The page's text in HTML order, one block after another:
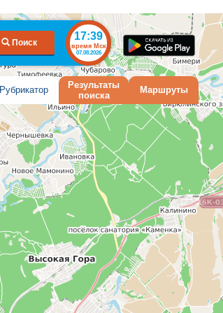
Поиск
17:39
время Мск
07.08.2026
Рубрикатор
Результаты
поиска
Маршруты